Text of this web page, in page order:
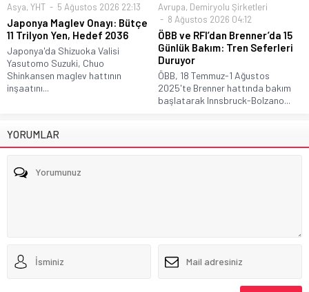
Asya, YHT 5 Ağustos 2026 22:13
Japonya Maglev Onayı: Bütçe
11 Trilyon Yen, Hedef 2036
Japonya'da Shizuoka Valisi
Yasutomo Suzuki, Chuo
Shinkansen maglev hattının
inşaatını...
Avrupa, Demiryolu Şirketleri
8 Ağustos 2026 04:12
ÖBB ve RFI’dan Brenner’da 15
Günlük Bakım: Tren Seferleri
Duruyor
ÖBB, 18 Temmuz-1 Ağustos
2025'te Brenner hattında bakım
başlatarak Innsbruck-Bolzano...
YORUMLAR